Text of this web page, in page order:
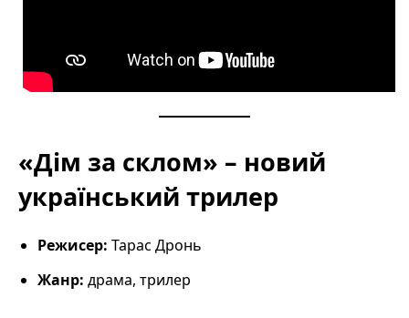
«Дім за склом» – новий
український трилер
Режисер: Тарас Дронь
Жанр: драма, трилер